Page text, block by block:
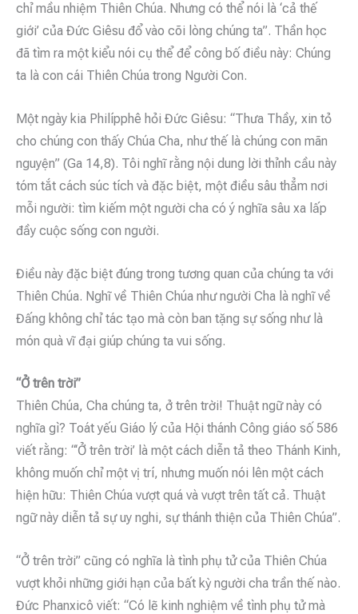
chỉ mầu nhiệm Thiên Chúa. Nhưng có thể nói là ‘cả thế
giới’ của Đức Giêsu đổ vào cõi lòng chúng ta”. Thần học
đã tìm ra một kiểu nói cụ thể để công bố điều này: Chúng
ta là con cái Thiên Chúa trong Người Con.
Một ngày kia Philípphê hỏi Đức Giêsu: “Thưa Thầy, xin tỏ
cho chúng con thấy Chúa Cha, như thế là chúng con mãn
nguyện” (Ga 14,8). Tôi nghĩ rằng nội dung lời thỉnh cầu này
tóm tắt cách súc tích và đặc biệt, một điều sâu thẳm nơi
mỗi người: tìm kiếm một người cha có ý nghĩa sâu xa lấp
đầy cuộc sống con người.
Điều này đặc biệt đúng trong tương quan của chúng ta với
Thiên Chúa. Nghĩ về Thiên Chúa như người Cha là nghĩ về
Đấng không chỉ tác tạo mà còn ban tặng sự sống như là
món quà vĩ đại giúp chúng ta vui sống.
“Ở trên trời”
Thiên Chúa, Cha chúng ta, ở trên trời! Thuật ngữ này có
nghĩa gì? Toát yếu Giáo lý của Hội thánh Công giáo số 586
viết rằng: “‘Ở trên trời’ là một cách diễn tả theo Thánh Kinh,
không muốn chỉ một vị trí, nhưng muốn nói lên một cách
hiện hữu: Thiên Chúa vượt quá và vượt trên tất cả. Thuật
ngữ này diễn tả sự uy nghi, sự thánh thiện của Thiên Chúa”.
“Ở trên trời” cũng có nghĩa là tình phụ tử của Thiên Chúa
vượt khỏi những giới hạn của bất kỳ người cha trần thế nào.
Đức Phanxicô viết: “Có lẽ kinh nghiệm về tình phụ tử mà